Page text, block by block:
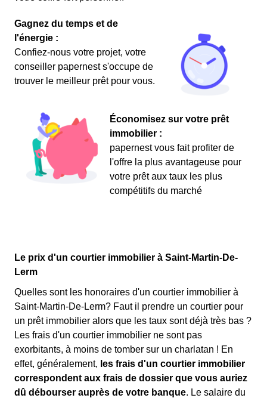
Gagnez du temps et de
l'énergie :
Confiez-nous votre projet, votre
conseiller papernest s'occupe de
trouver le meilleur prêt pour vous.
Économisez sur votre prêt
immobilier :
papernest vous fait profiter de
l'offre la plus avantageuse pour
votre prêt aux taux les plus
compétitifs du marché
Le prix d'un courtier immobilier à Saint-Martin-De-
Lerm
Quelles sont les honoraires d'un courtier immobilier à
Saint-Martin-De-Lerm? Faut il prendre un courtier pour
un prêt immobilier alors que les taux sont déjà très bas ?
Les frais d'un courtier immobilier ne sont pas
exorbitants, à moins de tomber sur un charlatan ! En
effet, généralement, les frais d'un courtier immobilier
correspondent aux frais de dossier que vous auriez
dû débourser auprès de votre banque. Le salaire du